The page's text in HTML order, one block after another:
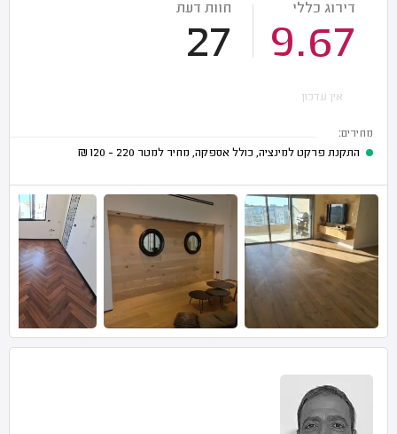
דירוג כללי
9.67
חוות דעת
27
אין עדכון
מחירים:
התקנת פרקט למינציה, כולל אספקה, מחיר למטר 220 - 120
₪